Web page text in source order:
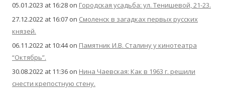
05.01.2023 at 16:28 on Городская усадьба: ул. Тенишевой, 21-23.
27.12.2022 at 16:07 on Смоленск в загадках первых русских
князей.
06.11.2022 at 10:44on Памятник И.В. Сталину у кинотеатра
“Октябрь”.
30.08.2022 at 11:36 on Нина Чаевская: Как в 1963 г. решили
снести крепостную стену.